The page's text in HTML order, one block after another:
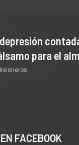
para el
FACEBOOK